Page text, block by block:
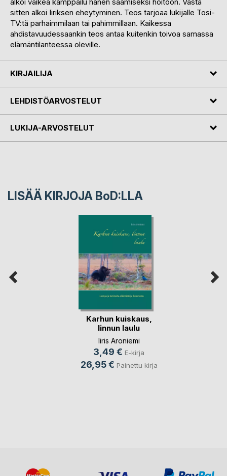
sitten alkoi Iiriksen eheytyminen. Teos tarjoaa lukijalle Tosi-
TV:tä parhaimmilaan tai pahimmillaan. Kaikessa
ahdistavuudessaankin teos antaa kuitenkin toivoa samassa
elämäntilanteessa oleville.
KIRJAILIJA
LEHDISTÖARVOSTELUT
LUKIJA-ARVOSTELUT
LISÄÄ KIRJOJA BoD:LLA
Karhun kuiskaus,
linnun laulu
Iiris Aroniemi
3,49 € E-kirja
26,95 € Painettu kirja